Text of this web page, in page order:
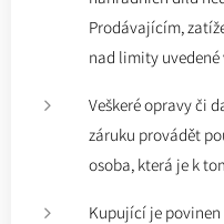
Prodávajícím,
nad limity uvedené
Veškeré opravy či
záruku provádět
osoba, která je k
Kupující je